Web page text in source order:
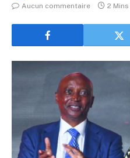
Aucun commentaire
2 Mins